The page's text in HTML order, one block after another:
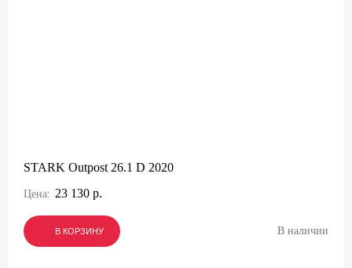
STARK Outpost 26.1 D 2020
Цена: 23 130 р.
В КОРЗИНУ
В КОРЗИНУ
В КОРЗИНУ В наличии